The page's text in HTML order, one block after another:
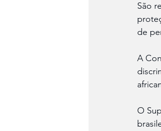
São
de
A
O